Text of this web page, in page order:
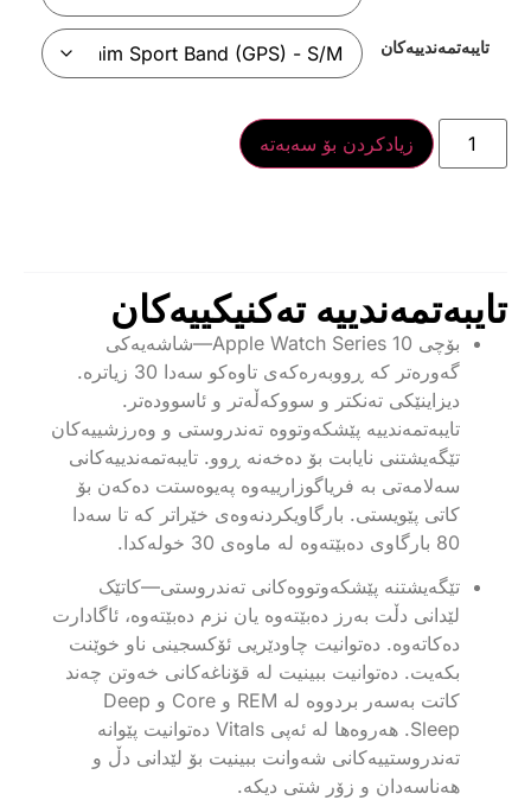
تایبەتمەندییەکان
زیادکردن بۆ سەبەتە
تایبەتمەندییە تەکنیکییەکان
بۆچی Apple Watch Series 10—شاشەیەکی
گەورەتر کە ڕووبەرەکەی تاوەکو سەدا 30 زیاترە.
دیزاینێکی تەنکتر و سووکەڵەتر و ئاسوودەتر.
تایبەتمەندییە پێشکەوتووە تەندروستی و وەرزشییەکان
تێگەیشتنی نایابت بۆ دەخەنە ڕوو. تایبەتمەندییەکانی
سەلامەتی بە فریاگوزارییەوە پەیوەستت دەکەن بۆ
کاتی پێویستی. بارگاویکردنەوەی خێراتر کە تا سەدا
80 بارگاوی دەبێتەوە لە ماوەی 30 خولەکدا.
تێگەیشتنە پێشکەوتووەکانی تەندروستی—کاتێک
لێدانی دڵت بەرز دەبێتەوە یان نزم دەبێتەوە، ئاگادارت
دەکاتەوە. دەتوانیت چاودێریی ئۆکسجینی ناو خوێنت
بکەیت. دەتوانیت ببینیت لە قۆناغەکانی خەوتن چەند
کاتت بەسەر بردووە لە REM و Core و Deep
Sleep. هەروەها لە ئەپی Vitals دەتوانیت پێوانە
تەندروستییەکانی شەوانت ببینیت بۆ لێدانی دڵ و
هەناسەدان و زۆر شتی دیکە.